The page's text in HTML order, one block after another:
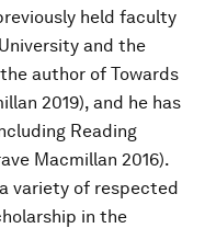
held faculty
and the
author of Towards
2019), and he has
Reading
Macmillan 2016).
variety of respected
in the